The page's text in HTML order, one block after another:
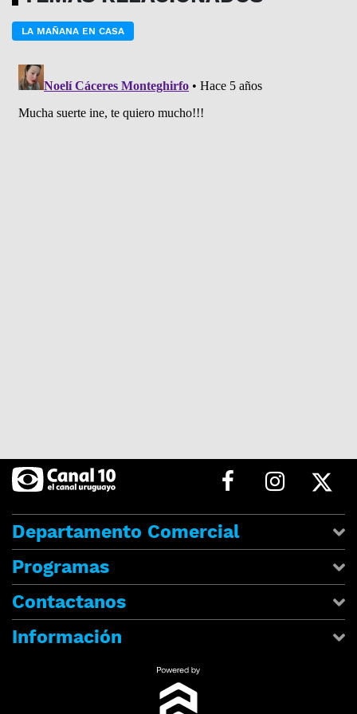
LA MAÑANA EN CASA
Departamento Comercial
Programas
Contactanos
Información